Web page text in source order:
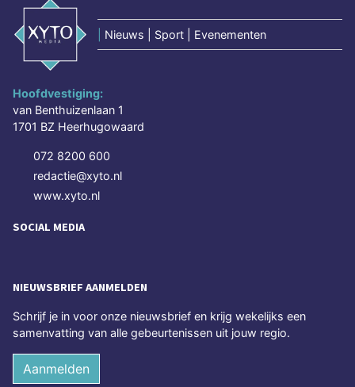
Nieuws | Sport | Evenementen
Hoofdvestiging:
van Benthuizenlaan 1
1701 BZ Heerhugowaard
072 8200 600
redactie@xyto.nl
www.xyto.nl
SOCIAL MEDIA
NIEUWSBRIEF AANMELDEN
Schrijf je in voor onze nieuwsbrief en krijg wekelijks een
samenvatting van alle gebeurtenissen uit jouw regio.
Aanmelden